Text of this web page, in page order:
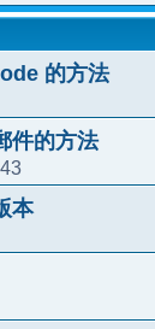
的方法
件的方法
本